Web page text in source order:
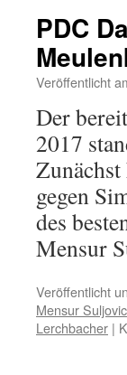
PDC
Veröffentlicht
Der
2017
gegen
des
Mensur
Veröffentlicht
Mensur Suljovic
Lerchbacher |